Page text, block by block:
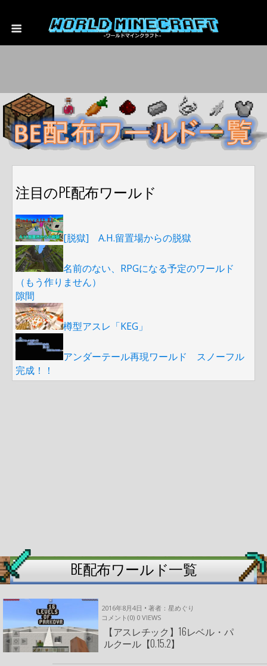
注目のPE配布ワールド
[脱獄] A.H.留置場からの脱獄
名前のない、RPGになる予定のワールド
（もう作りません）
隙間
樽型アスレ「KEG」
アンダーテール再現ワールド スノーフル
完成！！
BE配布ワールド一覧
2016年8月4日 • 著者：星めぐり
コメント(0) 0 VIEWS
【アスレチック】16レベル・パ
ルクール【0.15.2】